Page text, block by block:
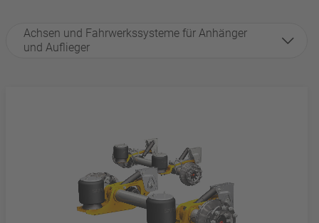
Achsen und Fahrwerkssysteme für Anhänger
und Auflieger